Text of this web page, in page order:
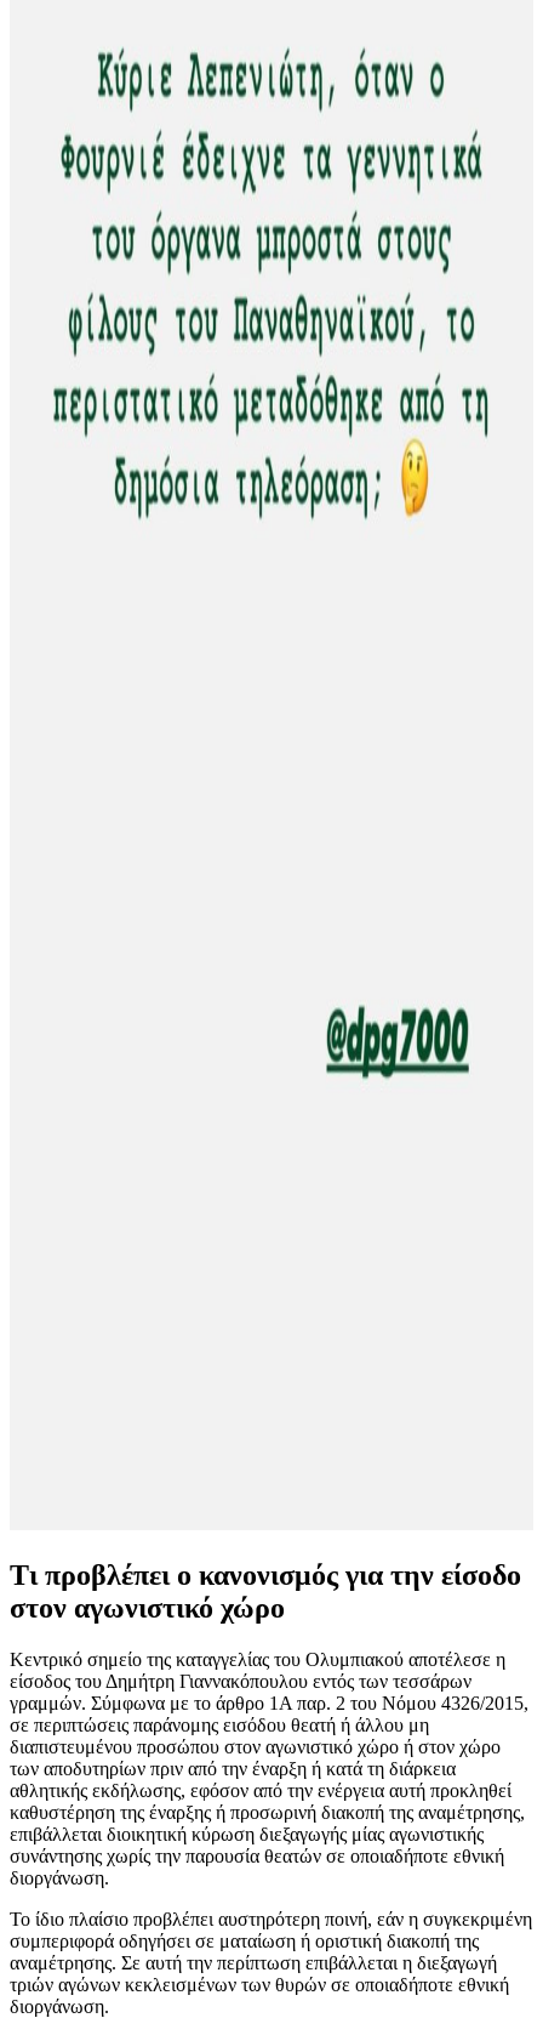
Τι προβλέπει ο κανονισμός για την είσοδο
στον αγωνιστικό χώρο
Κεντρικό σημείο της καταγγελίας του Ολυμπιακού αποτέλεσε η
είσοδος του Δημήτρη Γιαννακόπουλου εντός των τεσσάρων
γραμμών. Σύμφωνα με το άρθρο 1Α παρ. 2 του Νόμου 4326/2015,
σε περιπτώσεις παράνομης εισόδου θεατή ή άλλου μη
διαπιστευμένου προσώπου στον αγωνιστικό χώρο ή στον χώρο
των αποδυτηρίων πριν από την έναρξη ή κατά τη διάρκεια
αθλητικής εκδήλωσης, εφόσον από την ενέργεια αυτή προκληθεί
καθυστέρηση της έναρξης ή προσωρινή διακοπή της αναμέτρησης,
επιβάλλεται διοικητική κύρωση διεξαγωγής μίας αγωνιστικής
συνάντησης χωρίς την παρουσία θεατών σε οποιαδήποτε εθνική
διοργάνωση.
Το ίδιο πλαίσιο προβλέπει αυστηρότερη ποινή, εάν η συγκεκριμένη
συμπεριφορά οδηγήσει σε ματαίωση ή οριστική διακοπή της
αναμέτρησης. Σε αυτή την περίπτωση επιβάλλεται η διεξαγωγή
τριών αγώνων κεκλεισμένων των θυρών σε οποιαδήποτε εθνική
διοργάνωση.